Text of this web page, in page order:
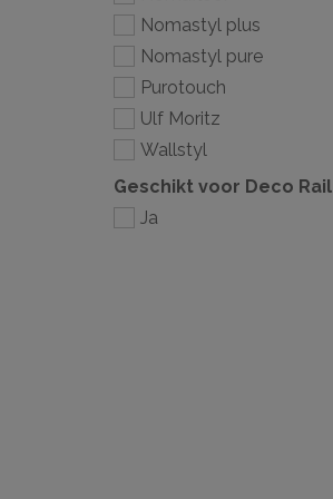
Nomastyl plus
Nomastyl pure
Purotouch
Ulf Moritz
Wallstyl
Geschikt voor Deco Rail
Ja